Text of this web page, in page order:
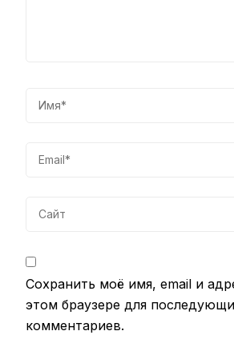
Сохранить моё имя, email и
этом браузере для
комментариев.